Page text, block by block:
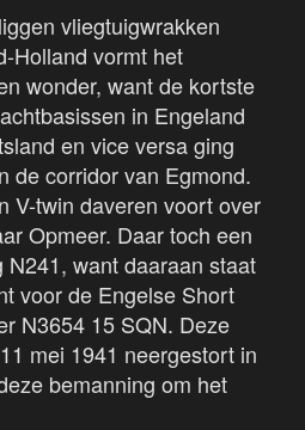
vliegtuigwrakken
Holland vormt het
wonder, want de kortste
in Engeland
en vice versa ging
de corridor van Egmond.
V-twin daveren voort over
Opmeer. Daar toch een
want daaraan staat
voor de Engelse Short
N3654 15 SQN. Deze
mei 1941 neergestort in
bemanning om het